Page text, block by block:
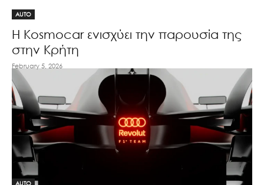
AUTO
Η Kosmocar ενισχύει την παρουσία της
στην Κρήτη
February 5, 2026
AUTO